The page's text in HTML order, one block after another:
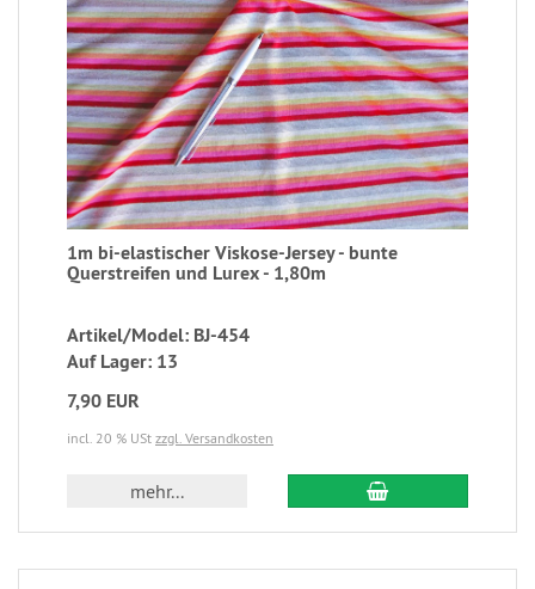
1m bi-elastischer Viskose-Jersey - bunte
Querstreifen und Lurex - 1,80m
Artikel/Model: BJ-454
Auf Lager: 13
7,90 EUR
incl. 20 % USt zzgl. Versandkosten
mehr...